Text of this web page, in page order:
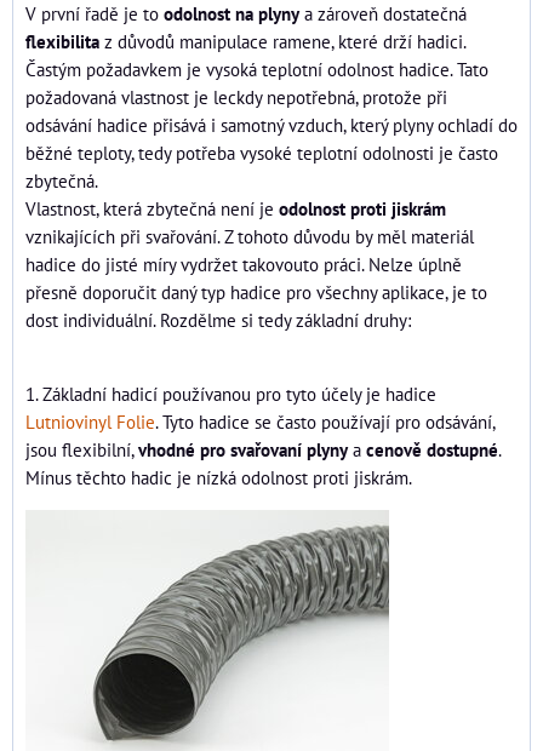
V první řadě je to odolnost na plynya zároveň dostatečná
flexibilita z důvodů manipulace ramene, které drží hadici.
Častým požadavkem je vysoká teplotní odolnost hadice. Tato
požadovaná vlastnost je leckdy nepotřebná, protože při
odsávání hadice přisává i samotný vzduch, který plyny ochladí do
běžné teploty, tedy potřeba vysoké teplotní odolnosti je často
zbytečná.
Vlastnost, která zbytečná není je odolnost proti jiskrám
vznikajících při svařování. Z tohoto důvodu by měl materiál
hadice do jisté míry vydržet takovouto práci. Nelze úplně
přesně doporučit daný typ hadice pro všechny aplikace, je to
dost individuální. Rozdělme si tedy základní druhy:
1. Základní hadicí používanou pro tyto účely je hadice
Lutniovinyl Folie. Tyto hadice se často používají pro odsávání,
jsou flexibilní,vhodné pro svařovaní plynya cenově dostupné.
Mínus těchto hadic je nízká odolnost proti jiskrám.